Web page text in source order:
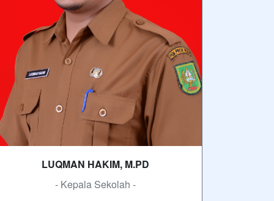
LUQMAN HAKIM, M.PD
- Kepala Sekolah -